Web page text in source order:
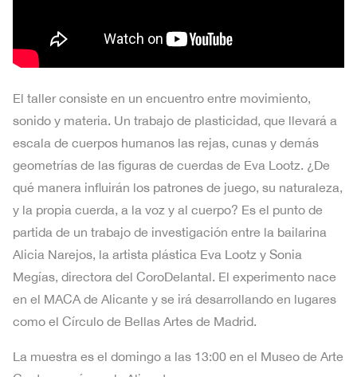
El taller consiste en un encuentro entre movimiento,
sonido y materia. Un trabajo de plasticidad, que llevará a
escala de cuerpos humanos las rejas, cunas y demás
geometrías de las figuras de cuerdas de Eva Lootz. ¿De
qué manera influirán los patrones de juego, su naturaleza,
y la propia cuerda, a la voz y al cuerpo? Es el punto de
partida de un trabajo de investigación entre la bailarina
Alicia Narejos, la artista plástica Eva Lootz y Sonia
Megías, directora del CoroDelantal. El experimento nace
en el MACA de Alicante y se irá desarrollando en lugares
como el Círculo de Bellas Artes de Madrid.
La muestra es el domingo a las 13:00 en el Museo de Arte